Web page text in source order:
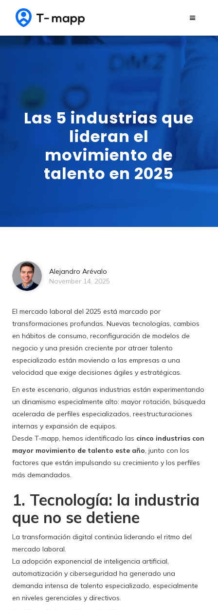
Las 5 industrias que
lideran el
movimiento de
talento en 2025
Alejandro Arévalo
November 14, 2025
El mercado laboral del 2025 está marcado por
transformaciones profundas. Nuevas tecnologías, cambios
en hábitos de consumo, reconfiguración de modelos de
negocio y una presión creciente por atraer talento
especializado están moviendo a las empresas a una
velocidad que exige decisiones ágiles y estratégicas.
En este escenario, algunas industrias están experimentando
un dinamismo especialmente alto: mayor rotación, búsqueda
acelerada de perfiles especializados, reestructuraciones
internas y expansión de equipos.
Desde T-mapp, hemos identificado las cinco industrias con
mayor movimiento de talento este año, junto con los
factores que están impulsando su crecimiento y los perfiles
más demandados.
1. Tecnología: la industria
que no se detiene
La transformación digital continúa liderando el ritmo del
mercado laboral.
La adopción exponencial de inteligencia artificial,
automatización y ciberseguridad ha generado una
demanda intensa de talento especializado, especialmente
en niveles gerenciales y directivos.